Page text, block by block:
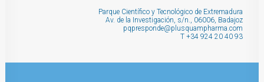
Parque Científico y Tecnológico de Extremadura
Av. de la Investigación, s/n., 06006, Badajoz
pqpresponde@plusquampharma.com
T +34 924 20 40 93